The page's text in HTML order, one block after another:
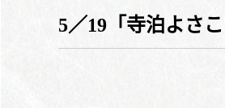
5／19「寺泊よさ